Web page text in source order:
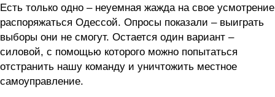
Есть только одно – неуемная жажда на свое усмотрение
распоряжаться Одессой. Опросы показали – выиграть
выборы они не смогут. Остается один вариант –
силовой, с помощью которого можно попытаться
отстранить нашу команду и уничтожить местное
самоуправление.